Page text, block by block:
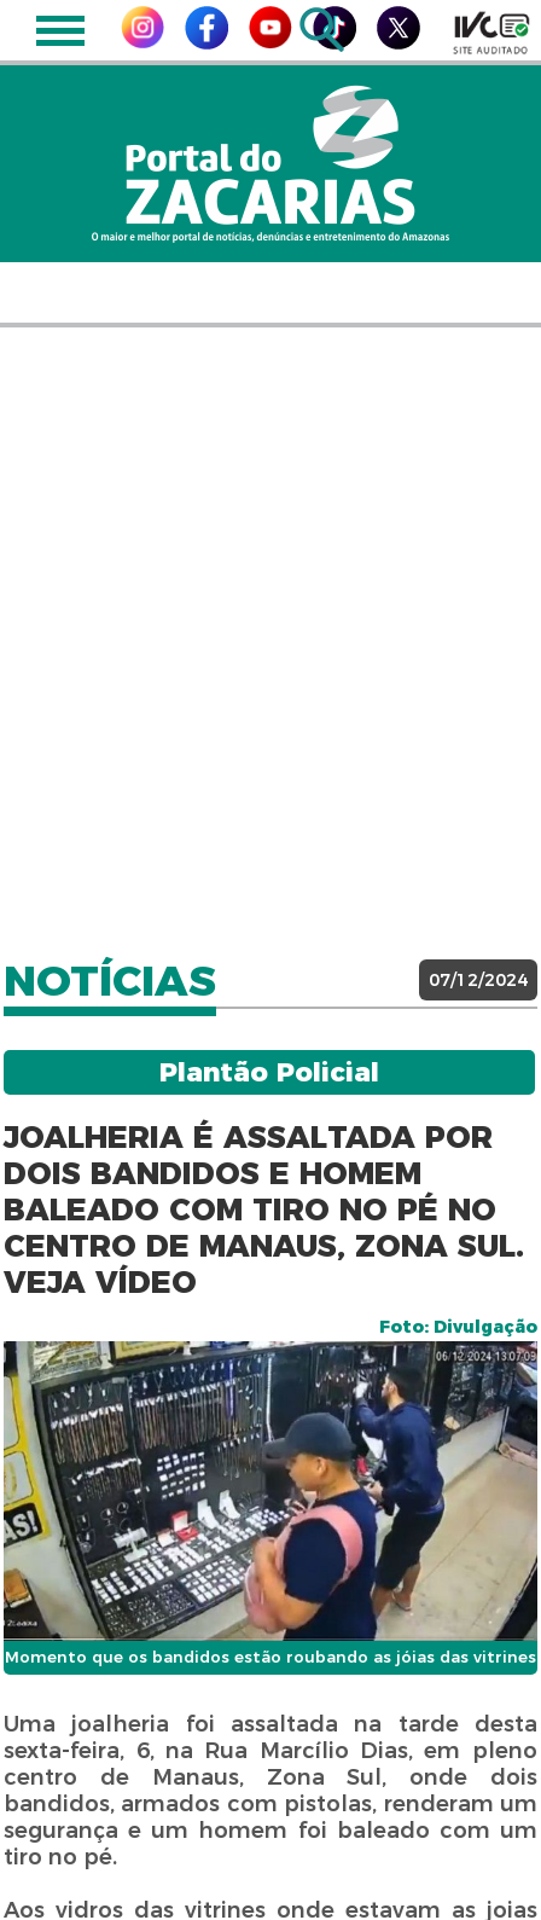
NOTÍCIAS 07/12/2024
Plantão Policial
JOALHERIA É ASSALTADA POR
DOIS BANDIDOS E HOMEM
BALEADO COM TIRO NO PÉ NO
CENTRO DE MANAUS, ZONA SUL.
VEJA VÍDEO
Foto: Divulgação
Momento que os bandidos estão roubando as jóias das vitrines
Uma joalheria foi assaltada na tarde desta
sexta-feira, 6, na Rua Marcílio Dias, em pleno
centro de Manaus, Zona Sul, onde dois
bandidos, armados com pistolas, renderam um
segurança e um homem foi baleado com um
tiro no pé.
Aos vidros das vitrines onde estavam as joias